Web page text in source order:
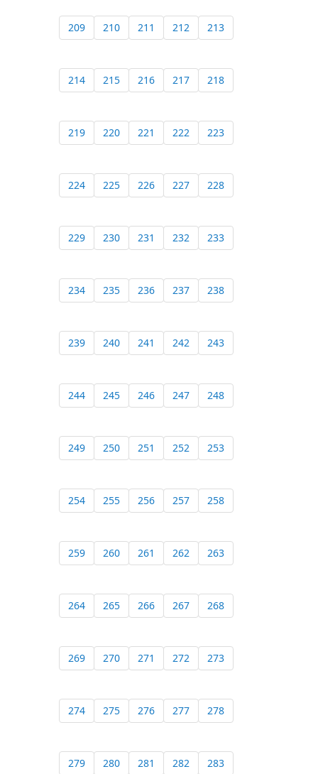
209 210 211 212 213
214 215 216 217 218
219 220 221 222 223
224 225 226 227 228
229 230 231 232 233
234 235 236 237 238
239 240 241 242 243
244 245 246 247 248
249 250 251 252 253
254 255 256 257 258
259 260 261 262 263
264 265 266 267 268
269 270 271 272 273
274 275 276 277 278
279 280 281 282 283